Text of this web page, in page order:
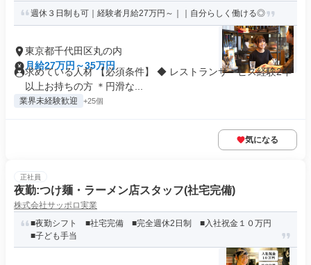
週休３日制も可｜経験者月給27万円～｜｜自分らしく働ける◎
東京都千代田区丸の内
月給27万円～35万円
求めている人材 【必須条件】 ◆ レストランサービス経験2年
以上お持ちの方 ＊円滑な...
業界未経験歓迎 +25個
気になる
正社員
夜勤:つけ麺・ラーメン店スタッフ(社宅完備)
株式会社サッポロ実業
■夜勤シフト ■社宅完備 ■完全週休2日制 ■入社祝金１０万円
■子ども手当